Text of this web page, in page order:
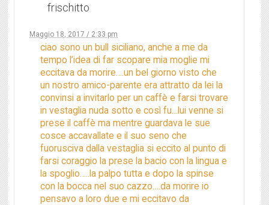
frischitto
Maggio 18, 2017 / 2:33 pm
ciao sono un bull siciliano, anche a me da
tempo l’idea di far scopare mia moglie mi
eccitava da morire….un bel giorno visto che
un nostro amico-parente era attratto da lei la
convinsi a invitarlo per un caffè e farsi trovare
in vestaglia nuda sotto e così fu…lui venne si
prese il caffè ma mentre guardava le sue
cosce accavallate e il suo seno che
fuorusciva dalla vestaglia si eccito al punto di
farsi coraggio la prese la bacio con la lingua e
la spoglio…..la palpo tutta e dopo la spinse
con la bocca nel suo cazzo….da morire io
pensavo a loro due e mi eccitavo da